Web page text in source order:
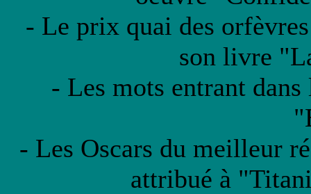
- Le prix quai des
son livre
- Les mots entrant
- Les Oscars du meilleur
attribué à